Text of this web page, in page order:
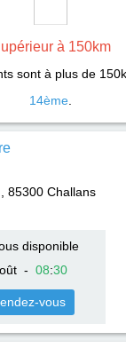
à 150km
sont à plus de
14ème
85300 Challans
disponible
- 08:30
vous